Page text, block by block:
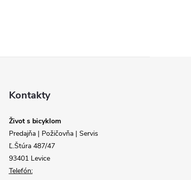
Kontakty
Život s bicyklom
Predajňa | Požičovňa | Servis
Ľ.Štúra 487/47
93401 Levice
Telefón: